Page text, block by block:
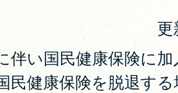
更
伴い国民健康保険に
民健康保険を脱退す